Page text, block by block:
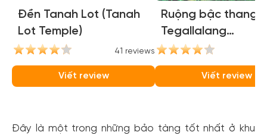
Đền Tanah Lot (Tanah
Lot Temple)
41 reviews
Viết review
Ruộng bậc thang
Tegallalang
(Tegallalang Rice
Terraces)
Viết review
Đây là một trong những bảo tàng tốt nhất ở khu